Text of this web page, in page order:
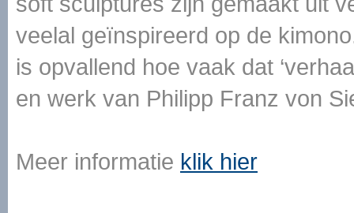
veelal geïnspireerd op de
is opvallend hoe vaak dat
en werk van Philipp Franz von
Meer informatie klik hier